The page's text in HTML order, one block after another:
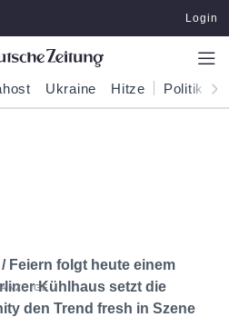
Login
Ukraine Hitze Politik
Feiern folgt heute einem
Kühlhaus setzt die
den Trend fresh in Szene